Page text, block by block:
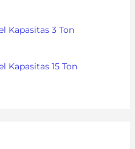
Kapasitas 3 Ton
Kapasitas 15 Ton